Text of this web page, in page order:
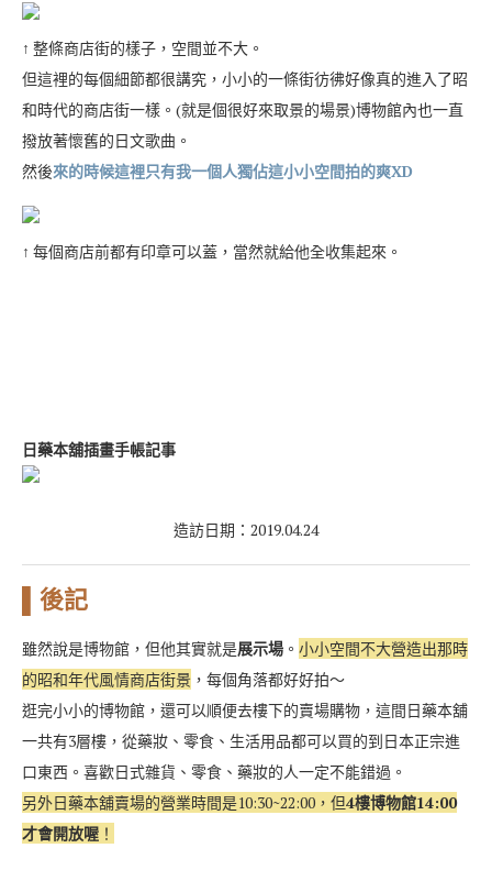
↑ 整條商店街的樣子，空間並不大。
但這裡的每個細節都很講究，小小的一條街彷彿好像真的進入了昭
和時代的商店街一樣。(就是個很好來取景的場景)博物館內也一直
撥放著懷舊的日文歌曲。
然後來的時候這裡只有我一個人獨佔這小小空間拍的爽XD
↑ 每個商店前都有印章可以蓋，當然就給他全收集起來。
日藥本舖插畫手帳記事
造訪日期：2019.04.24
▌後記
雖然說是博物館，但他其實就是展示場 。 小小空間不大營造出那時
的昭和年代風情商店街景 ，每個角落都好好拍～
逛完小小的博物館，還可以順便去樓下的賣場購物，這間日藥本舖
一共有3層樓，從藥妝、零食、生活用品都可以買的到日本正宗進
口東西。喜歡日式雜貨、零食、藥妝的人一定不能錯過。
另外日藥本舖賣場的營業時間是10:30~22:00，但4樓博物館14:00
才會開放喔 ！